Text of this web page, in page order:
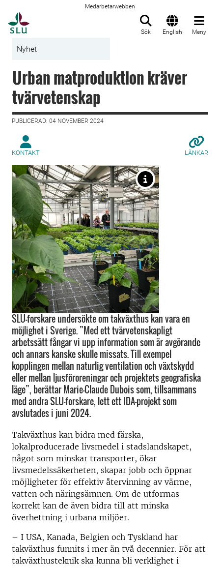
Medarbetarwebben
Sök English Meny
Nyhet
Urban matproduktion kräver
tvärvetenskap
PUBLICERAD: 04 NOVEMBER 2024
KONTAKT LÄNKAR
SLU-forskare undersökte om takväxthus kan vara en
möjlighet i Sverige. ”Med ett tvärvetenskapligt
arbetssätt fångar vi upp information som är avgörande
och annars kanske skulle missats. Till exempel
kopplingen mellan naturlig ventilation och växtskydd
eller mellan ljusföroreningar och projektets geografiska
läge”, berättar Marie-Claude Dubois som, tillsammans
med andra SLU-forskare, lett ett IDA-projekt som
avslutades i juni 2024.
Takväxthus kan bidra med färska,
lokalproducerade livsmedel i stadslandskapet,
något som minskar transporter, ökar
livsmedelssäkerheten, skapar jobb och öppnar
möjligheter för effektiv återvinning av värme,
vatten och näringsämnen. Om de utformas
korrekt kan de även bidra till att minska
överhettning i urbana miljöer.
– I USA, Kanada, Belgien och Tyskland har
takväxthus funnits i mer än två decennier. För att
takväxthusteknik ska kunna bli verklighet i